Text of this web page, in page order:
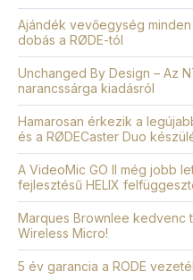
Ajándék vevőegység
dobás a RØDE-tól
Unchanged By Design – Az
narancssárga kiadásról
Hamarosan érkezik a
és a RØDECaster Duo
A VideoMic GO II még jobb
fejlesztésű HELIX
Marques Brownlee kedvenc
Wireless Micro!
5 év garancia a RODE